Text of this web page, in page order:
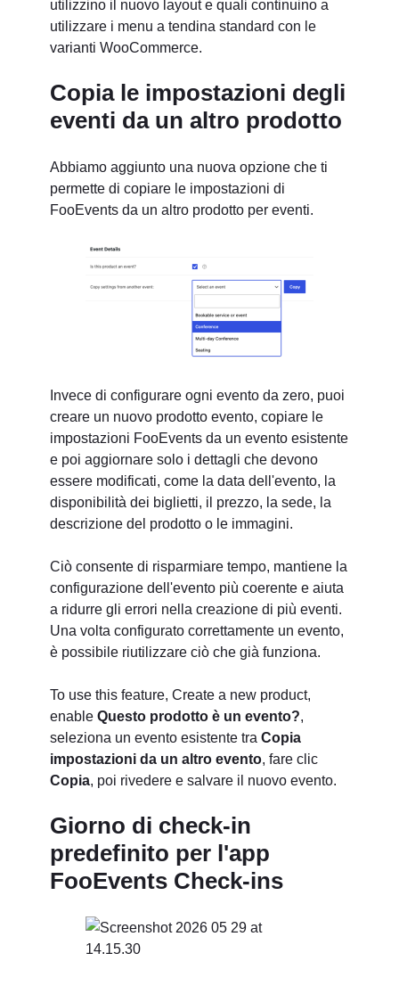
utilizzino il nuovo layout e quali continuino a
utilizzare i menu a tendina standard con le
varianti WooCommerce.
Copia le impostazioni degli
eventi da un altro prodotto
Abbiamo aggiunto una nuova opzione che ti
permette di copiare le impostazioni di
FooEvents da un altro prodotto per eventi.
Invece di configurare ogni evento da zero, puoi
creare un nuovo prodotto evento, copiare le
impostazioni FooEvents da un evento esistente
e poi aggiornare solo i dettagli che devono
essere modificati, come la data dell'evento, la
disponibilità dei biglietti, il prezzo, la sede, la
descrizione del prodotto o le immagini.
Ciò consente di risparmiare tempo, mantiene la
configurazione dell'evento più coerente e aiuta
a ridurre gli errori nella creazione di più eventi.
Una volta configurato correttamente un evento,
è possibile riutilizzare ciò che già funziona.
To use this feature, Create a new product,
enable Questo prodotto è un evento?,
seleziona un evento esistente tra Copia
impostazioni da un altro evento, fare clic
Copia, poi rivedere e salvare il nuovo evento.
Giorno di check-in
predefinito per l'app
FooEvents Check-ins